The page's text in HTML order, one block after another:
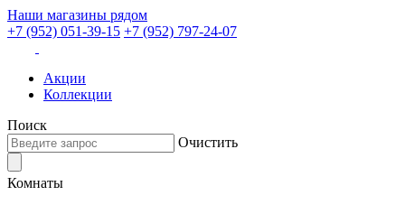
Наши магазины рядом
+7 (952) 051-39-15 +7 (952) 797-24-07
Акции
Коллекции
Поиск
Очистить
Комнаты